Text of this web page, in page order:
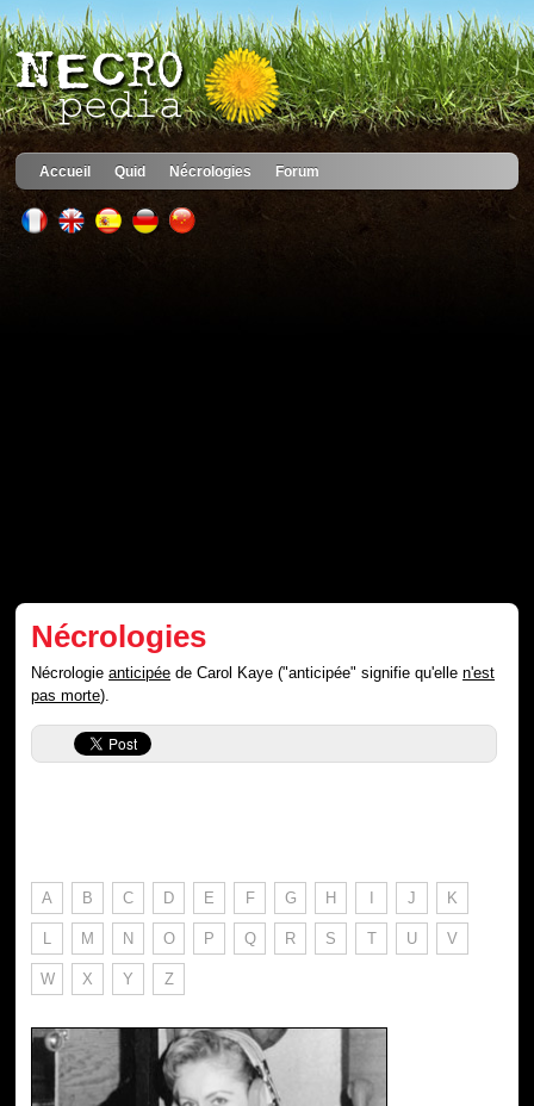
Accueil Quid Nécrologies Forum
Nécrologies
Nécrologieanticipée de Carol Kaye ("anticipée" signifie qu'ellen'est
pas morte).
A B C D E F G H I J K
L M N O P Q R S T U V
W X Y Z